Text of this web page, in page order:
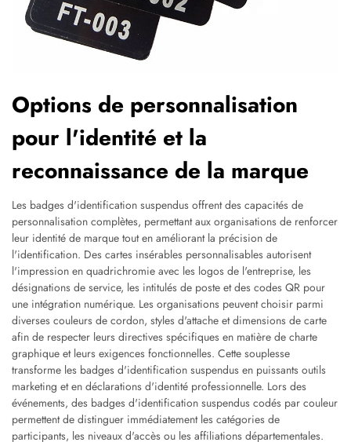
Options de personnalisation
pour l'identité et la
reconnaissance de la marque
Les badges d'identification suspendus offrent des capacités de
personnalisation complètes, permettant aux organisations de renforcer
leur identité de marque tout en améliorant la précision de
l'identification. Des cartes insérables personnalisables autorisent
l'impression en quadrichromie avec les logos de l'entreprise, les
désignations de service, les intitulés de poste et des codes QR pour
une intégration numérique. Les organisations peuvent choisir parmi
diverses couleurs de cordon, styles d'attache et dimensions de carte
afin de respecter leurs directives spécifiques en matière de charte
graphique et leurs exigences fonctionnelles. Cette souplesse
transforme les badges d'identification suspendus en puissants outils
marketing et en déclarations d'identité professionnelle. Lors des
événements, des badges d'identification suspendus codés par couleur
permettent de distinguer immédiatement les catégories de
participants, les niveaux d'accès ou les affiliations départementales.